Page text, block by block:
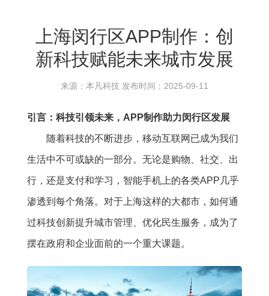
上海闵行区APP制作：创
新科技赋能未来城市发展
来源：本凡科技 发布时间：2025-09-11
引言：科技引领未来，APP制作助力闵行区发展
随着科技的不断进步，移动互联网已成为我们
生活中不可或缺的一部分。无论是购物、社交、出
行，还是支付和学习，智能手机上的各类APP几乎
渗透到每个角落。对于上海这样的大都市，如何通
过科技创新提升城市管理、优化民生服务，成为了
摆在政府和企业面前的一个重大课题。